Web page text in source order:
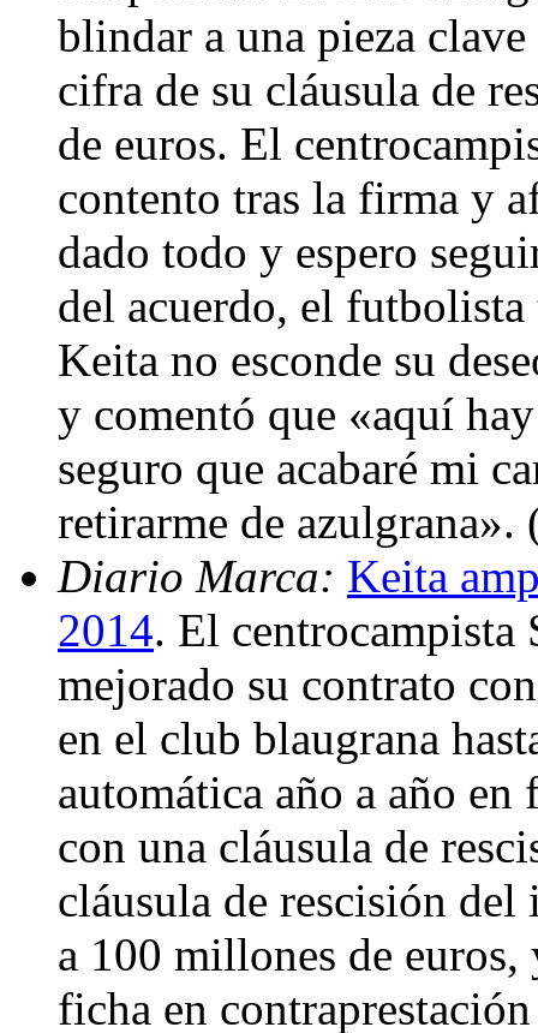
blindar a una pieza
cifra de su cláusula de
de euros. El
contento tras la firma y
dado todo y espero
del acuerdo, el futbolista
Keita no esconde su
y comentó que «aquí
seguro que acabaré mi
retirarme de
Diario Marca: Keita
2014. El centrocampista
mejorado su contrato
en el club blaugrana
automática año a año
con una cláusula de
cláusula de rescisión del
a 100 millones de
ficha en